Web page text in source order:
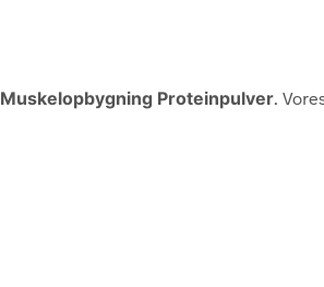
Muskelopbygning Proteinpulver.